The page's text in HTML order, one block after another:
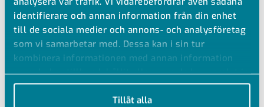
identifierare och annan information från din enhet
till de sociala medier och annons- och analysföretag
som vi samarbetar med. Dessa kan i sin tur
kombinera informationen med annan information
som du har tillhandahållit eller som de har samlat in
när du har använt deras tjänster.
Tillåt alla
GPA har levererat rör och rördelar i ECTFE samt
stålomspunna teflonslangar och man drog även
parallellt en ventilation i elektriskt ledande PE. Övriga
produkter som GPA levererat är membranventiler,
teflonlinade vridspjäll och reducerflänsar.